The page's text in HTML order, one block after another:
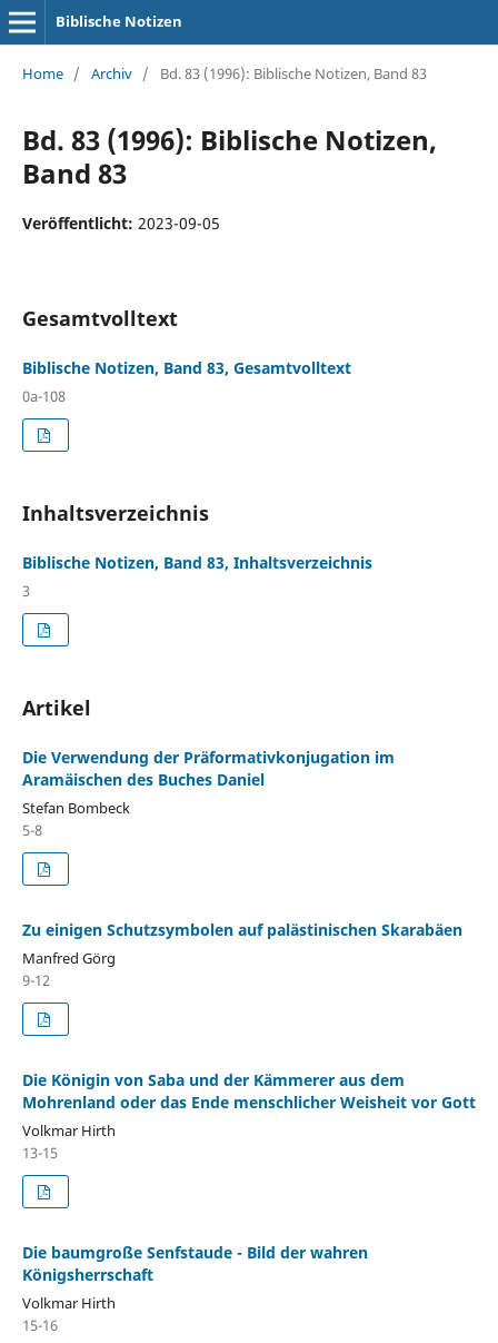
Biblische Notizen
Home / Archiv / Bd. 83 (1996): Biblische Notizen, Band 83
Bd. 83 (1996): Biblische Notizen,
Band 83
Veröffentlicht: 2023-09-05
Gesamtvolltext
Biblische Notizen, Band 83, Gesamtvolltext
0a-108
Inhaltsverzeichnis
Biblische Notizen, Band 83, Inhaltsverzeichnis
3
Artikel
Die Verwendung der Präformativkonjugation im
Aramäischen des Buches Daniel
Stefan Bombeck
5-8
Zu einigen Schutzsymbolen auf palästinischen Skarabäen
Manfred Görg
9-12
Die Königin von Saba und der Kämmerer aus dem
Mohrenland oder das Ende menschlicher Weisheit vor Gott
Volkmar Hirth
13-15
Die baumgroße Senfstaude - Bild der wahren
Königsherrschaft
Volkmar Hirth
15-16